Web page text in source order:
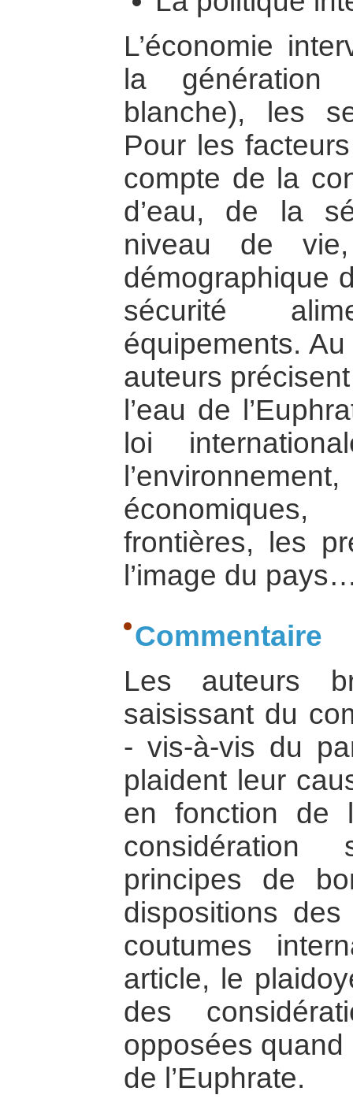
L’économie
la génération
blanche), les
Pour les
compte de la
d’eau, de la
niveau de
démographique
sécurité
équipements.
auteurs
l’eau de
loi
frontières, les
l’image du
Commentaire
Les auteurs
saisissant du
- vis-à-vis du
plaident leur
en fonction de
principes de
dispositions
coutumes
article, le
des
opposées quand
de l’Euphrate.